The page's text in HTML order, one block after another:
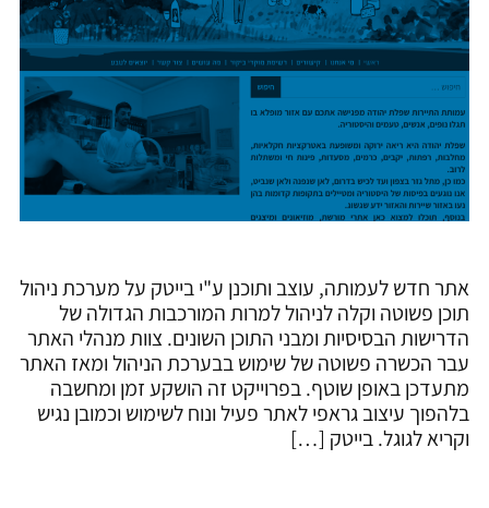
אתר חדש לעמותה, עוצב ותוכנן ע"י בייטק על מערכת ניהול
תוכן פשוטה וקלה לניהול למרות המורכבות הגדולה של
הדרישות הבסיסיות ומבני התוכן השונים. צוות מנהלי האתר
עבר הכשרה פשוטה של שימוש בבערכת הניהול ומאז האתר
מתעדכן באופן שוטף. בפרוייקט זה הושקע זמן ומחשבה
בלהפוך עיצוב גראפי לאתר פעיל ונוח לשימוש וכמובן נגיש
וקריא לגוגל. בייטק […]